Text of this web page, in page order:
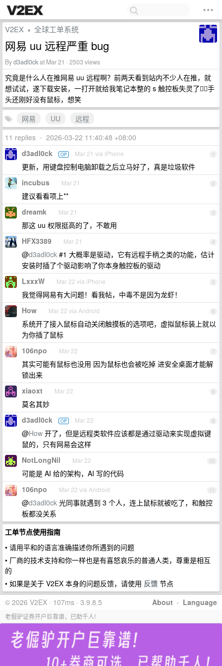
V2EX › 全球工单系统
网易 uu 远程严重 bug
Byd3adl0ckat Mar 21 · 2503 views
究竟是什么人在推网易 uu 远程啊？前两天看到站内不少人在推，就
想试试，遂下载安装，一打开就给我笔记本整的 s 触控板失灵了，手
头还刚好没有鼠标，想笑
网易
UU
远程
11 replies • 2026-03-22 11:40:48 +08:00
1
d3adl0ck OP Mar 21 via iPhone
更新，用键盘控制电脑卸载之后立马好了，真是垃圾软件
2
incubus Mar 21
建议看看项上**
3
dreamk Mar 21
那这 uu 权限挺高的了，不敢用
4
HFX3389 Mar 21
@d3adl0ck #1 大概率是驱动，它有远程手柄之类的功能，估计
安装时插了个驱动影响了你本身触控板的驱动
5
LxxxW Mar 22 via iPhone
我觉得网易有大问题！看我帖，中毒不是因为龙虾！
6
How Mar 22 via Android
系统开了接入鼠标自动关闭触摸板的选项吧，虚拟鼠标装上就以
为你插了鼠标
7
106npo Mar 22
其实可能有鼠标也没用 因为鼠标也会被吃掉 进安全桌面才能解
锁出来
8
xiaoxt Mar 22
莫名其妙
9
d3adl0ck OP Mar 22
@How 开了，但是远程类软件应该都是通过驱动来实现虚拟键
鼠的，只有网易会这样
10
NotLongNil Mar 22
可能是 AI 给的架构，AI 写的代码
11
106npo Mar 22 via Android
@d3adl0ck 光同事就遇到 3 个人，连上鼠标就被吃了，和触控
板都没关系
工单节点使用指南
• 请用平和的语言准确描述你所遇到的问题
• 厂商的技术支持和你一样也是有喜怒哀乐的普通人类，尊重是相互
的
• 如果是关于 V2EX 本身的问题反馈，请使用 反馈 节点
About · Language
© 2026 V2EX · 107ms · 3.9.8.5
老倔驴证券开户巨靠谱，已助千人!